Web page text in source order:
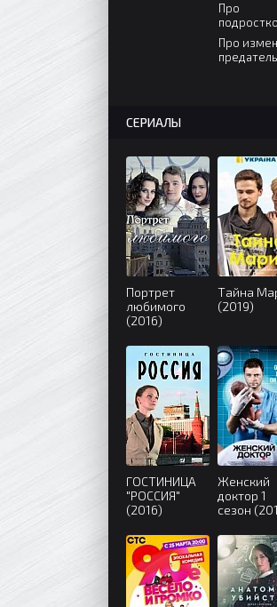
Про
Про
СЕРИАЛЫ
Портрет
любимого
(2016)
Тайна
(2019)
ГОСТИНИЦА
"РОССИЯ"
(2016)
Женский
доктор 1
сезон